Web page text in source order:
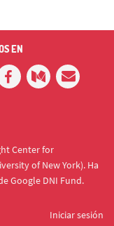
EN
Center for
of New York). Ha
Google DNI Fund.
Iniciar sesión